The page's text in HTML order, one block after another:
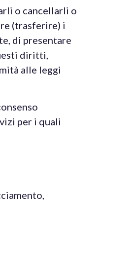
o cancellarli o
(trasferire) i
di presentare
diritti,
alle leggi
per i quali